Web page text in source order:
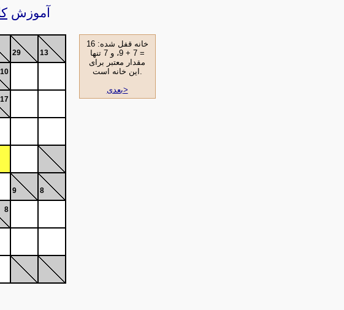
آموزش
خانه قفل شده: 16
= 7 + 9، و 7 تنها
مقدار معتبر برای
بعدی>
29 13
10
17
9 8
8